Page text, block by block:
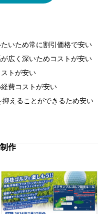
いため常に割引価格で安い
広く深いためコストが安い
トが安い
費コストが安い
えることができるため安い
作